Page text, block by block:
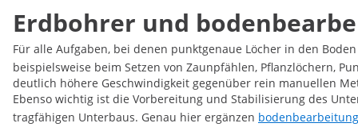
Erdbohrer und
Für alle Aufgaben, bei denen punktgenaue Löcher in den
beispielsweise beim Setzen von Zaunpfählen, Pflanzlöchern,
deutlich höhere Geschwindigkeit gegenüber rein manuellen
Ebenso wichtig ist die Vorbereitung und Stabilisierung des
tragfähigen Unterbaus. Genau hier ergänzen